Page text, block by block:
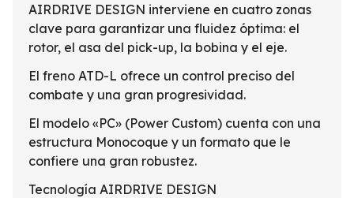
AIRDRIVE DESIGN interviene en cuatro zonas
clave para garantizar una fluidez óptima: el
rotor, el asa del pick-up, la bobina y el eje.
El freno ATD-L ofrece un control preciso del
combate y una gran progresividad.
El modelo «PC» (Power Custom) cuenta con una
estructura Monocoque y un formato que le
confiere una gran robustez.
Tecnología AIRDRIVE DESIGN